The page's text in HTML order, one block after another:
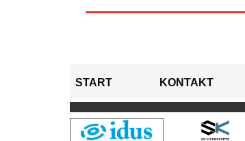
START KONTAKT